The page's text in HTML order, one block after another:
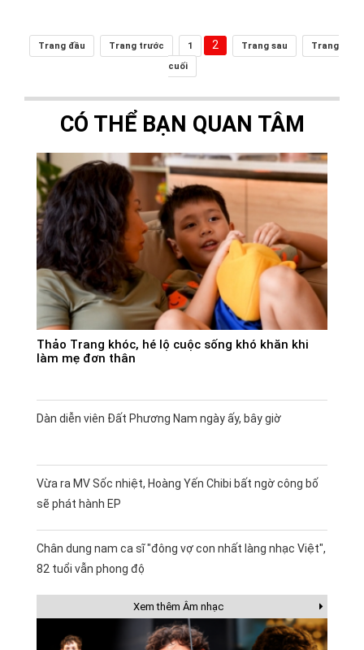
Trang đầu Trang trước 1 2 Trang sau
Trang
cuối
CÓ THỂ BẠN QUAN TÂM
Thảo Trang khóc, hé lộ cuộc sống khó khăn khi
làm mẹ đơn thân
Dàn diễn viên Đất Phương Nam ngày ấy, bây giờ
Vừa ra MV Sốc nhiệt, Hoàng Yến Chibi bất ngờ công bố
sẽ phát hành EP
Chân dung nam ca sĩ "đông vợ con nhất làng nhạc Việt",
82 tuổi vẫn phong độ
Xem thêm Âm nhạc